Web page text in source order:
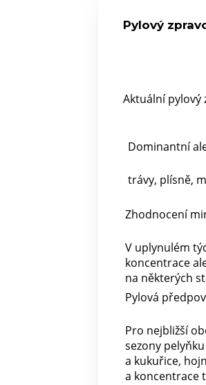
Pylový
Aktuální pylový
Dominantní
trávy, plísně,
Zhodnocení
V uplynulém
koncentrace
na některých
Pylová
Pro nejbližší
sezony
a kukuřice,
a koncentrace